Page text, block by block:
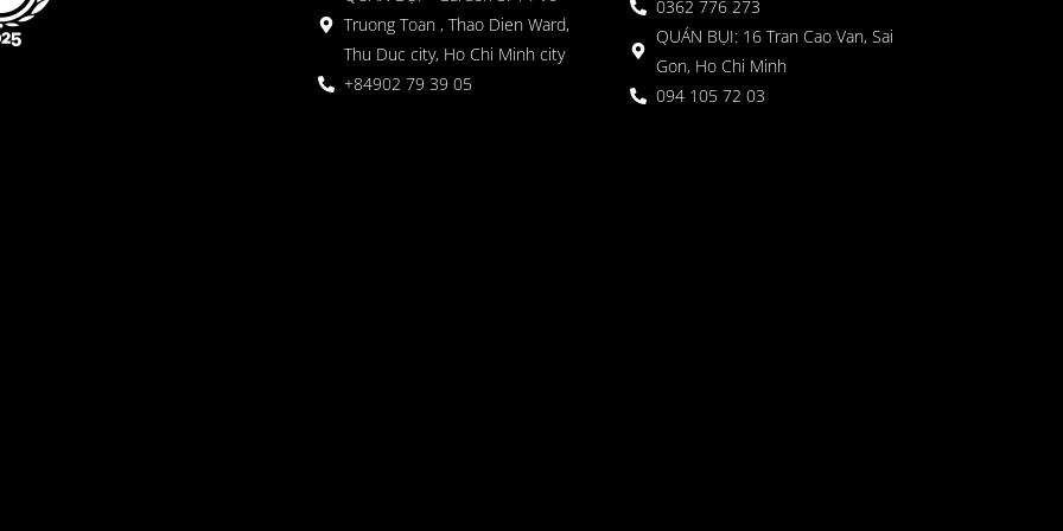
Truong Toan , Thao Dien Ward,
Thu Duc city, Ho Chi Minh city
+84902 79 39 05
0362 776 273
QUÁN BỤI: 16 Tran Cao Van, Sai
Gon, Ho Chi Minh
094 105 72 03